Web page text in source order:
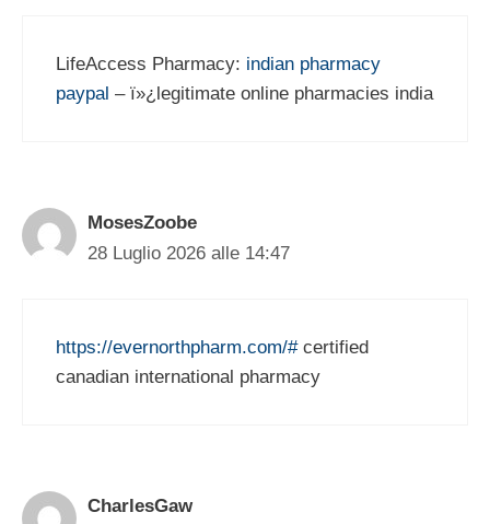
LifeAccess Pharmacy: indian pharmacy
paypal – ï»¿legitimate online pharmacies india
MosesZoobe
28 Luglio 2026 alle 14:47
https://evernorthpharm.com/#certified
canadian international pharmacy
CharlesGaw